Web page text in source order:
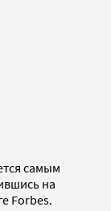
самым
на
Forbes.